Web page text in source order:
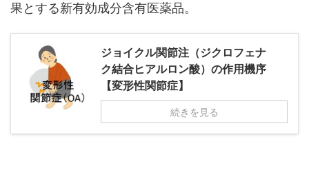
果とする新有効成分含有医薬品。
ジョイクル関節注（ジクロフェナ
ク結合ヒアルロン酸）の作用機序
【変形性関節症】
続きを見る